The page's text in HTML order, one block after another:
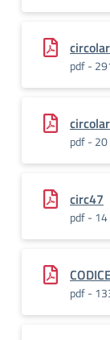
pdf -
pdf - 20
circ47
pdf - 14
pdf -